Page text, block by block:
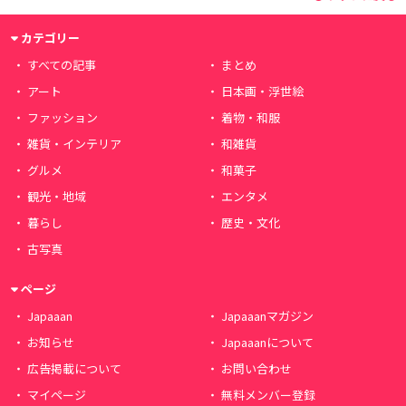
カテゴリー
すべての記事
まとめ
アート
日本画・浮世絵
ファッション
着物・和服
雑貨・インテリア
和雑貨
グルメ
和菓子
観光・地域
エンタメ
暮らし
歴史・文化
古写真
ページ
Japaaan
Japaaanマガジン
お知らせ
Japaaanについて
広告掲載について
お問い合わせ
マイページ
無料メンバー登録